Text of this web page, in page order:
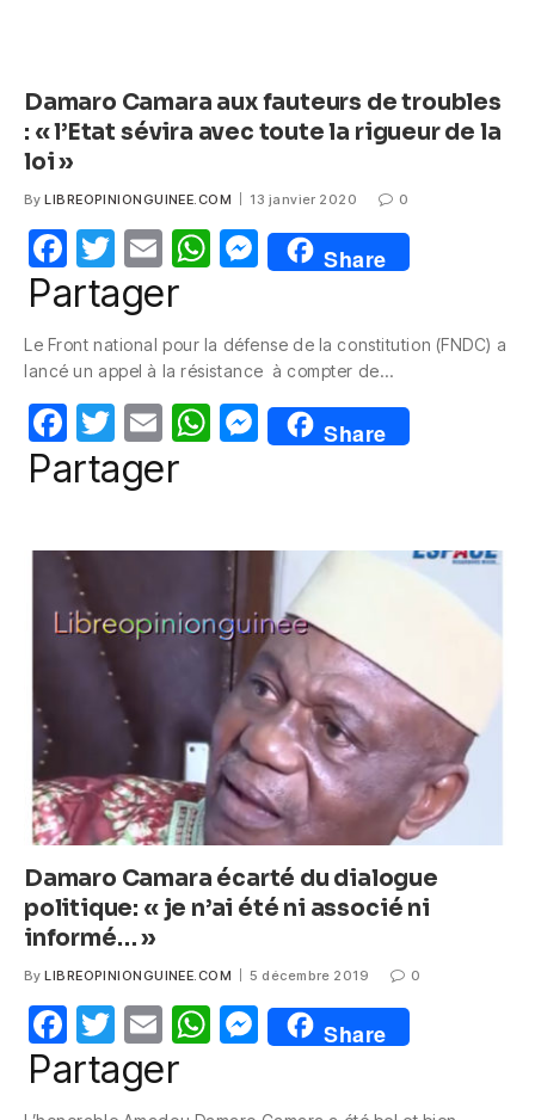
Damaro Camara aux fauteurs de troubles
: « l’Etat sévira avec toute la rigueur de la
loi »
By LIBREOPINIONGUINEE.COM 13 janvier 2020 0
F
a
e
b
o
o
T
w
itt
er
E
m
W
s
A
p
M
e
e
n
g
Share
Partager
Le Front national pour la défense de la constitution (FNDC) a
lancé un appel à la résistance à compter de…
F
a
b
o
o
T
w
itt
E
m
W
A
p
p
M
e
n
g
er
Share
Partager
Damaro Camara écarté du dialogue
politique: « je n’ai été ni associé ni
informé… »
By LIBREOPINIONGUINEE.COM 5 décembre 2019 0
F
a
T
w
itt
E
m
W M
e
Share
Partager